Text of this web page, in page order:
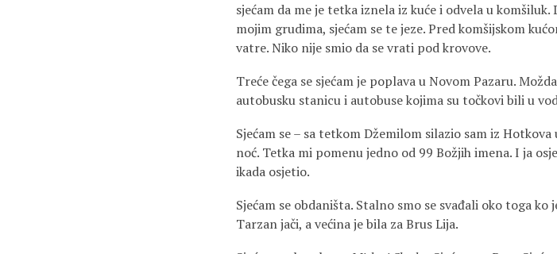
sjećam da me je tetka iznela iz kuće i odvela u
mojim grudima, sjećam se te jeze. Pred komšijskom
vatre. Niko nije smio da se vrati pod krovove.
Treće čega se sjećam je poplava u Novom Pazaru.
autobusku stanicu i autobuse kojima su točkovi bili u
Sjećam se – sa tetkom Džemilom silazio sam iz
noć. Tetka mi pomenu jedno od 99 Božjih imena. I ja
ikada osjetio.
Sjećam se obdaništa. Stalno smo se svađali oko toga
Tarzan jači, a većina je bila za Brus Lija.